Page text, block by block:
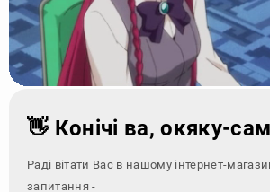
👋 Конічі ва, окяку-
Раді вітати Вас в нашому інтернет-
запитання - зверніться з